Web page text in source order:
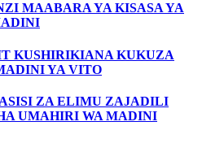
MAABARA YA KISASA YA
KUSHIRIKIANA KUKUZA
YA VITO
ZA ELIMU ZAJADILI
UMAHIRI WA MADINI